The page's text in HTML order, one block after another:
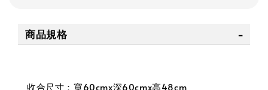
商品規格
收合尺寸：寬60cmx深60cmx高48cm